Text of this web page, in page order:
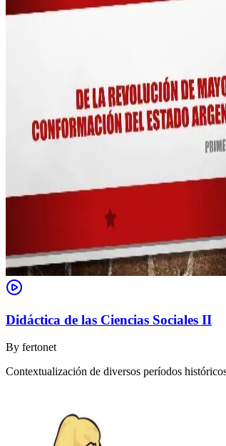
Didáctica de las Ciencias Sociales II
By fertonet
Contextualización de diversos períodos